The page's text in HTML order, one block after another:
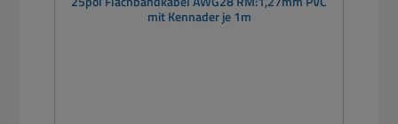
mit Kennader je 1m